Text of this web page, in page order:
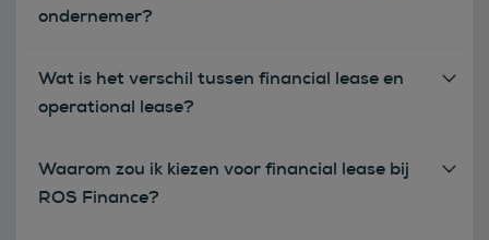
ondernemer?
Wat is het verschil tussen financial lease en
operational lease?
Waarom zou ik kiezen voor financial lease bij
ROS Finance?